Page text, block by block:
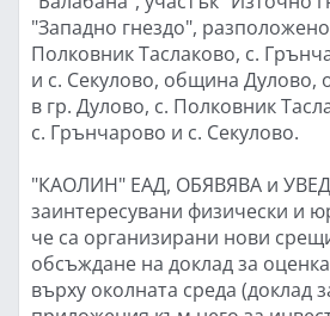
"Западно гнездо",
Полковник Таслаково, с.
и с. Секулово, община Дулово,
в гр. Дулово, с. Полковник
с. Грънчарово и с. Секулово.
"КАОЛИН" ЕАД, ОБЯВЯВА и
заинтересувани физически и
че са организирани нови
обсъждане на доклад за
върху околната среда (доклад